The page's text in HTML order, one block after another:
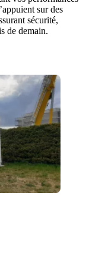
sur des
sécurité,
de demain.